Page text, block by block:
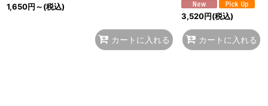
1,650円～(税込)
カートに入れる
3,520円(税込)
カートに入れる